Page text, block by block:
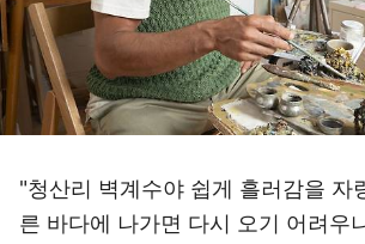
"청산리 벽계수야 쉽게 흘러감을 자
른 바다에 나가면 다시 오기 어려우